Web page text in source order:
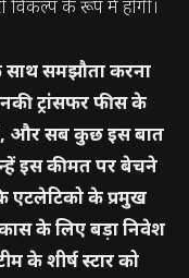
के रूप में होगी।
साथ समझौता करना
ट्रांसफर फीस के
और सब कुछ इस बात
इस कीमत पर बेचने
एटलेटिको के प्रमुख
के लिए बड़ा निवेश
के शीर्ष स्टार को